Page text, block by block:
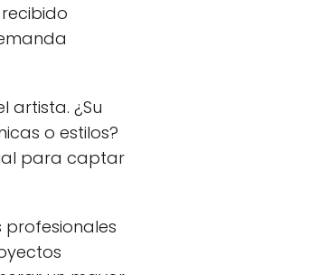
artista. ¿Su
o estilos?
para captar